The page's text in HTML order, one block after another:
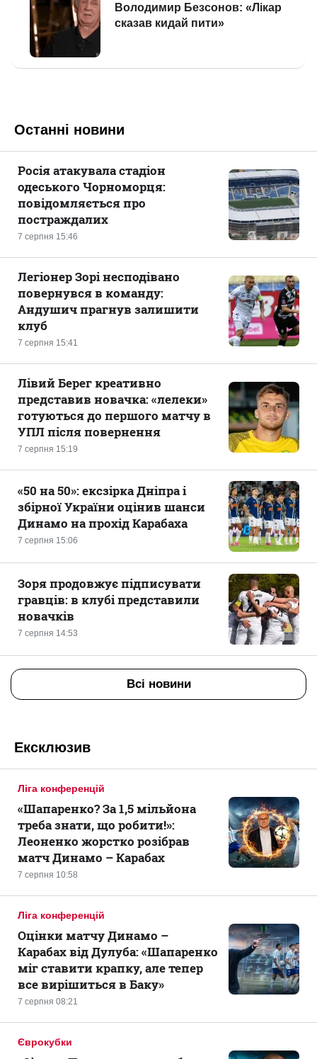
Останні новини
7 серпня 15:46
Росія атакувала стадіон
одеського Чорноморця:
повідомляється про
постраждалих
7 серпня 15:41
Легіонер Зорі несподівано
повернувся в команду:
Андушич прагнув залишити
клуб
7 серпня 15:19
Лівий Берег креативно
представив новачка: «лелеки»
готуються до першого матчу в
УПЛ після повернення
7 серпня 15:06
«50 на 50»: ексзірка Дніпра і
збірної України оцінив шанси
Динамо на прохід Карабаха
7 серпня 14:53
Зоря продовжує підписувати
гравців: в клубі представили
новачків
Всі новини
Ексклюзив
Ліга конференцій
7 серпня 10:58
«Шапаренко? За 1,5 мільйона
треба знати, що робити!»:
Леоненко жорстко розібрав
матч Динамо – Карабах
Ліга конференцій
7 серпня 08:21
Оцінки матчу Динамо –
Карабах від Дулуба: «Шапаренко
міг ставити крапку, але тепер
все вирішиться в Баку»
Єврокубки